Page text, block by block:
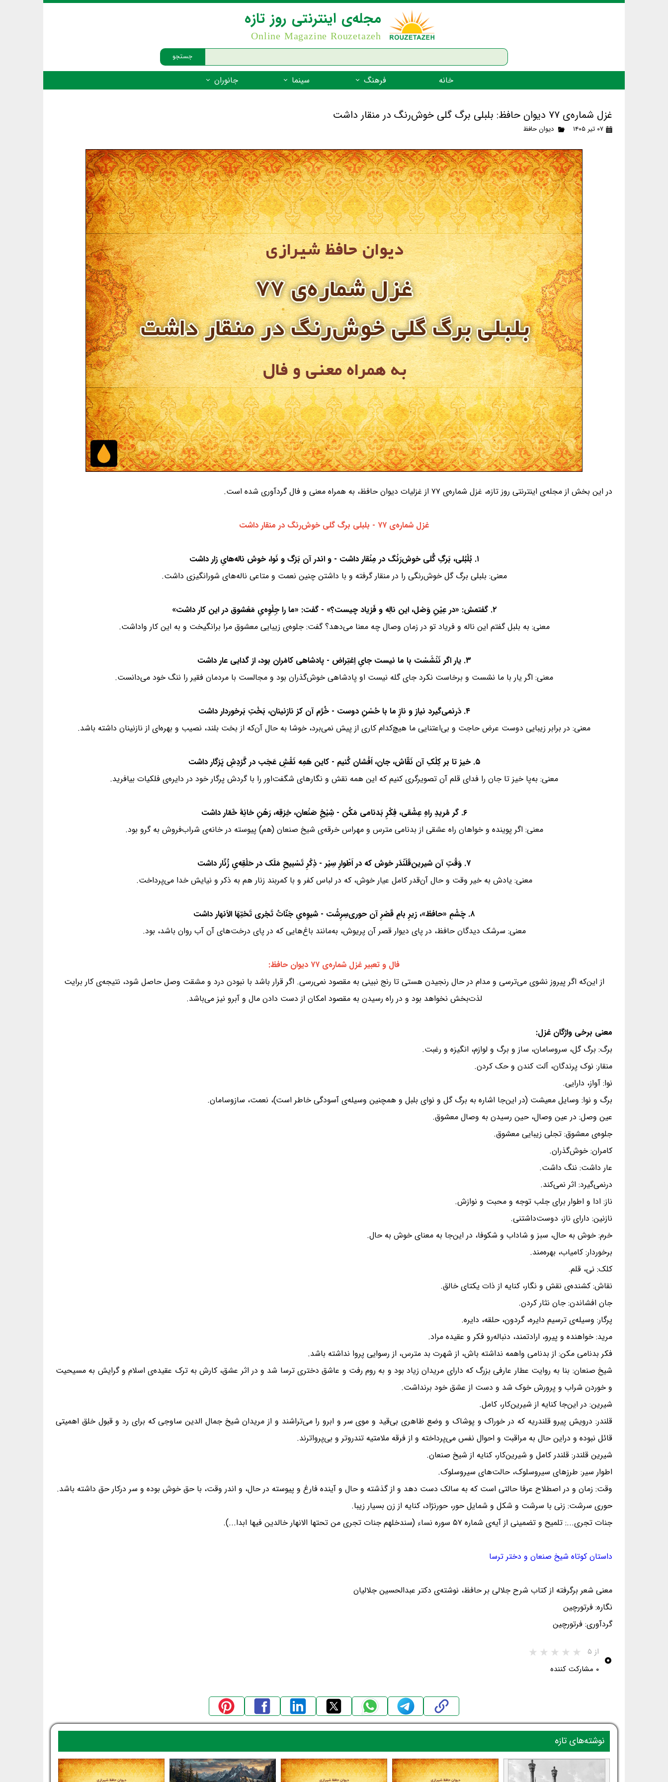
جستجو
مجله‌ی اینترنتی روز تازه
Online Magazine Rouzetazeh
خانه فرهنگ
نام‌نامه
ضرب المثل
شعر فارسی
زندگینامه‌ی بزرگان
گفتاورد
سینما جانوران
جانوران مهره‌دار - دوزیستان
جانوران مهره‌دار - ماهیان
جانوران مهره‌دار - فهرست‌ها
غزل شماره‌ی ۷۷ دیوان حافظ: بلبلی برگ گلی خوش‌رنگ در منقار داشت
۰۷ تیر ۱۴۰۵ دیوان حافظ
در این بخش از مجله‌ی اینترنتی روز تازه، غزل شماره‌ی ۷۷ از غزلیات دیوان حافظ، به همراه معنی و فال گردآوری شده است.
غزل شماره‌ی ۷۷ - بلبلی برگ گلی خوش‌رنگ در منقار داشت
۱. بُلْبُلی، بَرگِ گُلی خوش‌رَنْگ در مِنْقار داشت - و اندر آن بَرْگ و نَوا، خوش ناله‌هایِ زار داشت
معنی: بلبلی برگ گل خوش‌رنگی را در منقار گرفته و با داشتن چنین نعمت و متاعی ناله‌های شورانگیزی داشت.
۲. گفتمش: «در عِیْنِ وَصْل‌، این نالِه و فَرْیاد چیست؟» - گفت: «ما را جِلْوِه‌یِ مَعْشوق در این کار داشت»
معنی: به بلبل گفتم این ناله و فریاد تو در زمان وصال چه معنا می‌دهد؟ گفت: جلوه‌ی زیبایی معشوق مرا برانگیخت و به این کار واداشت.
۳. یار اگر نَنْشَسْت با ما نیست جایِ اِعْتِراض - پادشاهی کامْران بود، از گدایی عار داشت
معنی: اگر یار با ما نشست و برخاست نکرد جای گله نیست او پادشاهی خوش‌گذران بود و مجالست با مردمان فقیر را ننگ خود می‌دانست.
۴. دَرنمی‌گیرد نیاز و نازِ ما با حُسْنِ دوست - خُرَّم آن کز نازنینان‌، بَخْتِ بَرخوردار داشت
معنی: در برابر زیبایی دوست عرض حاجت و بی‌اعتنایی ما هیچ‌کدام کاری از پیش نمی‌برد، خوشا به حال آن‌که از بخت بلند، نصیب و بهره‌ای از نازنینان داشته باشد.
۵. خیز تا بر کِلْکِ آن نَقّاش‌، جان، اَفْشان کُنیم - کاین هَمِه نَقْشِ عَجَب در گَرْدِشِ پَرْگار داشت
معنی: به‌پا خیز تا جان را فدای قلم آن تصویرگری کنیم که این همه نقش و نگارهای شگفت‌اور را با گردش پرگار خود در دایره‌ی فلکیات بیافرید.
۶. گر مُریدِ راهِ عِشْقی، فِکْرِ بَدنامی مَکُن - شِیْخِ صَنْعان، خِرْقِه، رَهْنِ خانِهٔ خَمّار داشت
معنی: اگر پوینده و خواهان راه عشقی از بدنامی مترس و مهراس خرقه‌ی شیخ صنعان (هم) پیوسته در خانه‌ی شراب‌فروش به گرو بود.
۷. وَقْتِ آن شیرین‌قَلَنْدَر خوش که در اَطْوارِ سِیْر - ذِکْرِ تَسْبیحِ مَلَک در حَلْقِه‌یِ زُنّار داشت
معنی: یادش به خیر وقت و حال آن‌قدر کامل عیار خوش، که در لباس کفر و با کمربند زنار هم به ذکر و نیایش خدا می‌پرداخت.
۸. چَشْمِ «حافظ»، زیرِ بامِ قَصْرِ آن حوری‌سِرِشْت - شیوِه‌یِ جَنّاتُ تَجْری تَحْتِهَا الاَنهار داشت
معنی: سرشک دیدگان حافظ، در پای دیوار قصر آن پریوش، به‌مانند باغ‌هایی که در پای درخت‌های آن آب روان باشد، بود.
فال و تعبیر غزل شماره‌ی ۷۷ دیوان حافظ:
از این‌که اگر پیروز نشوی می‌ترسی و مدام در حال رنجیدن هستی تا رنج نبینی به مقصود نمی‌رسی. اگر قرار باشد با نبودن درد و مشقت وصل حاصل شود، نتیجه‌ی کار برایت
لذت‌بخش نخواهد بود و در راه رسیدن به مقصود امکان از دست دادن مال و آبرو نیز می‌باشد.
معنی برخی واژگان غزل:
برگ: برگ گل، سروسامان، ساز و برگ و لوازم، انگیزه و رغبت.
منقار: نوک پرندگان، آلت کندن و حک کردن.
نوا: آواز، دارایی.
برگ و نوا: وسایل معیشت (در این‌جا اشاره به برگ گل و نوای بلبل و همچنین وسیله‌ی آسودگی خاطر است)، نعمت، سازوسامان.
عین وصل: در عین وصال، حین رسیدن به وصال معشوق.
جلوه‌ی معشوق: تجلی زیبایی معشوق.
کامران: خوش‌گذران.
عار داشت: ننگ داشت.
درنمی‌گیرد: اثر نمی‌کند.
ناز: ادا و اطوار برای جلب توجه و محبت و نوازش.
نازنین: دارای ناز، دوست‌داشتنی.
خرم: خوش به حال، سبز و شاداب و شکوفا، در این‌جا به معنای خوش به حال.
برخوردار: کامیاب، بهره‌مند.
کلک: نی، قلم.
نقاش: کشنده‌ی نقش و نگار، کنایه از ذات یکتای خالق.
جان افشاندن: جان نثار کردن.
پرگار: وسیله‌ی ترسیم دایره، گردون، حلقه، دایره.
مرید: خواهنده و پیرو، ارادتمند، دنباله‌رو فکر و عقیده مراد.
فکر بدنامی مکن: از بدنامی واهمه نداشته باش، از شهرت بد مترس، از رسوایی پروا نداشته باشد.
شیخ صنعان: بنا به روایت عطار عارفی بزرگ که دارای مریدان زیاد بود و به روم رفت و عاشق دختری ترسا شد و در اثر عشق، کارش به ترک عقیده‌ی اسلام و گرایش به مسیحیت
و خوردن شراب و پرورش خوک شد و دست از عشق خود برنداشت.
شیرین: در این‌جا کنایه از شیرین‌کار، کامل.
قلندر: درویش پیرو قلندریه که در خوراک و پوشاک و وضع ظاهری بی‌قید و موی سر و ابرو را می‌تراشند و از مریدان شیخ جمال الدین ساوجی که برای رد و قبول خلق اهمیتی
قائل نبوده و دراین حال به مراقبت و احوال نفس می‌پرداخته و از فرقه ملامتیه تندروتر و بی‌پرواترند.
شیرین قلندر: قلندر کامل و شیرین‌کار، کنایه از شیخ صنعان.
اطوار سیر: طرزهای سیروسلوک، حالت‌های سیروسلوک.
وقت: زمان و در اصطلاح عرفا حالتی است که به سالک دست دهد و از گذشته و حال و آینده فارغ و پیوسته در حال، و اندر وقت، با حق خوش بوده و سر درکار حق داشته باشد.
حوری سرشت: زنی با سرشت و شکل و شمایل حور، حورنژاد، کنایه از زن بسیار زیبا.
جنات تجری...: تلمیح و تضمینی از آیه‌ی شماره ۵۷ سوره نساء (سندخلهم جنات تجری من تحتها الانهار خالدین فیها ابدا...).
داستان کوتاه شیخ صنعان و دختر ترسا
معنی شعر برگرفته از کتاب شرح جلالی بر حافظ، نوشته‌ی دکتر عبدالحسین جلالیان
نگاره: فرتورچین
گردآوری: فرتورچین
۰ از ۵
۰ مشارکت کننده
نوشته‌های تازه